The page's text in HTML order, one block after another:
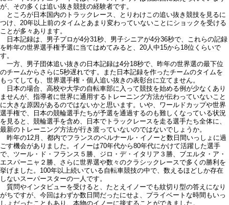
が、その多くは追い抜き競技の経験者です。
ところが日本国内のトラックレース、とりわけこの追い抜き競技を見るに
つけ、20年以上前のタイムとあまり変わっていないことにショックを受ける
ことが多々あります。
日本記録は、男子プロが4分31秒、男子シニアが4分36秒で、これらの記録
を昨年の世界選手権予選に当てはめてみると、20人中15から18位くらいで
す。
一方、男子団体追い抜きの日本記録は4分18秒で、昨年の世界選の最下位
のチームからさらに5秒遅れです。また日本記録を作ったチームのタイムを
もってしても、世界選手権・個人追い抜きの表彰台に立てません。
日本の場合、高校や大学の自転車部に入って競技を始める例が少なくあり
ませんが、指導者に世界に通用するトレーニング方法が伝わっていないこと
に大きな原因があるのではないかと思います。いや、ワールドカップや世界
選手権で、日本の競輪選手たちが予選を通過するのも難しくなっている状況
を見ると、競輪選手を含め、日本でトラックレースを走る選手たち全体に、
最新のトレーニング方法が行き渡っていないのではないでしょうか。
昨年の12月、都内でフランスのベルナール・イノーと数日間いっしょに過
ごす機会がありました。イノーは70年代から80年代にかけて活躍した選手
で、ツール・ド・フランス５勝、ジロ・デ・イタリア３勝、ブエルタ・ア・
エスパーニャ２勝、さらに世界選や数々のクラシックレースで多くの勝利を
挙げました。100年以上続いている自転車競技の中で、数えるほどしか存在
しないスーパースターの一人です。
質問やインタビューを受けると、たとえイノーでも紋切り型の答えになり
がちですが、今回はわずか数日間だったにせよ、プライベートな時間もいっ
しょだったこともあり、本物のイノーに接することができました。